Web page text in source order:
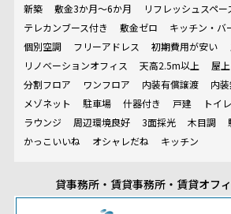
新築
敷金3か月～6か月
リフレッシュスペー
テレカンブース付き
敷金ゼロ
キッチン・バ
個別空調
フリーアドレス 初期費用が安い
リノベーションオフィス
天高2.5m以上 屋上
分割フロア
ワンフロア 内装有償譲渡 内
メゾネット
駐車場 什器付き 戸建 トイ
ラウンジ
周辺環境良好 3面採光 木目調
かっこいいね
オシャレだね キッチン
貸事務所・賃貸事務所・賃貸オフ